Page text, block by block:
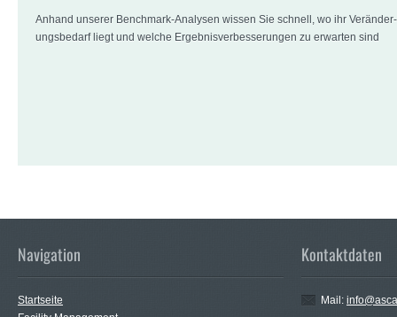
Anhand unserer Benchmark-Analysen wissen Sie schnell, wo ihr Veränder­
ungsbedarf liegt und welche Ergebnisverbesserungen zu erwarten sind
Navigation
Startseite
Kontaktdaten
Mail: